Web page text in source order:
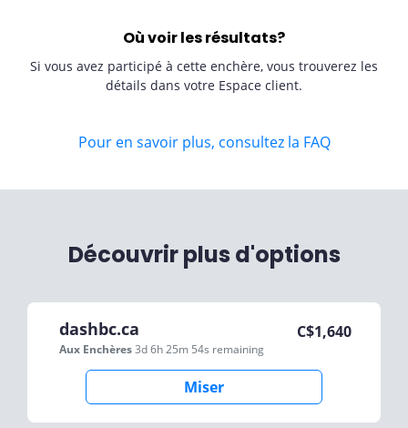
Où voir les résultats?
Si vous avez participé à cette enchère, vous trouverez les
détails dans votre Espace client.
Pour en savoir plus, consultez la FAQ
Découvrir plus d'options
dashbc.ca
Aux Enchères3d 6h 25m 54s remaining
C$1,640
Miser